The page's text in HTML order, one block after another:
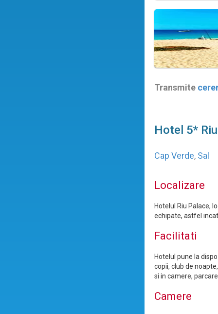
Transmite
Hotel 5*
Cap Verde, Sal
Localizare
Hotelul Riu Palace,
echipate, astfel
Facilitati
Hotelul pune la
copii, club de
si in camere,
Camere